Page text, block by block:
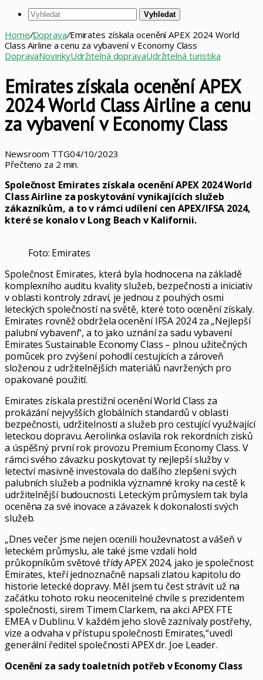
Vyhledat
Home/Doprava/Emirates získala ocenění APEX 2024 World
Class Airline a cenu za vybavení v Economy Class
DopravaNovinkyUdržitelná dopravaUdržitelná turistika
Emirates získala ocenění APEX
2024 World Class Airline a cenu
za vybavení v Economy Class
Newsroom TTG04/10/2023
Přečteno za 2 min.
Společnost Emirates získala ocenění APEX 2024 World
Class Airline za poskytování vynikajících služeb
zákazníkům, a to v rámci udílení cen APEX/IFSA 2024,
které se konalo v Long Beach v Kalifornii.
Foto: Emirates
Společnost Emirates, která byla hodnocena na základě
komplexního auditu kvality služeb, bezpečnosti a iniciativ
v oblasti kontroly zdraví, je jednou z pouhých osmi
leteckých společností na světě, které toto ocenění získaly.
Emirates rovněž obdržela ocenění IFSA 2024 za „Nejlepší
palubní vybavení“, a to jako uznání za sadu vybavení
Emirates Sustainable Economy Class – plnou užitečných
pomůcek pro zvýšení pohodlí cestujících a zároveň
složenou z udržitelnějších materiálů navržených pro
opakované použití.
Emirates získala prestižní ocenění World Class za
prokázání nejvyšších globálních standardů v oblasti
bezpečnosti, udržitelnosti a služeb pro cestující využívající
leteckou dopravu. Aerolinka oslavila rok rekordních zisků
a úspěšný první rok provozu Premium Economy Class. V
rámci svého závazku poskytovat ty nejlepší služby v
letectví masivně investovala do dalšího zlepšení svých
palubních služeb a podnikla významné kroky na cestě k
udržitelnější budoucnosti. Leteckým průmyslem tak byla
oceněna za své inovace a závazek k dokonalosti svých
služeb.
„Dnes večer jsme nejen ocenili houževnatost a vášeň v
leteckém průmyslu, ale také jsme vzdali hold
průkopníkům světové třídy APEX 2024, jako je společnost
Emirates, kteří jednoznačně napsali zlatou kapitolu do
historie letecké dopravy. Měl jsem tu čest strávit už na
začátku tohoto roku neocenitelné chvíle s prezidentem
společnosti, sirem Timem Clarkem, na akci APEX FTE
EMEA v Dublinu. V každém jeho slově zaznívaly postřehy,
vize a odvaha v přístupu společnosti Emirates,“uvedl
generální ředitel společnosti APEX dr. Joe Leader.
Ocenění za sady toaletních potřeb v Economy Class